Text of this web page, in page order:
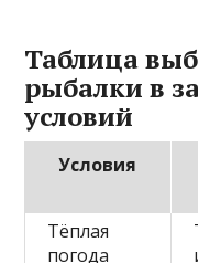
Таблица
рыбалки в
условий
Условия
Тёплая
погода